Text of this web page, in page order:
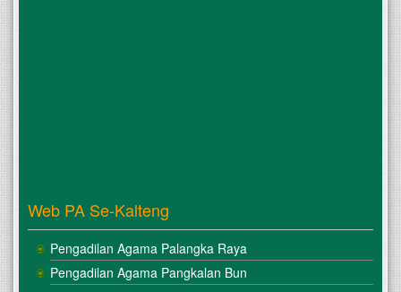
Web PA Se-Kalteng
Pengadilan Agama Palangka Raya
Pengadilan Agama Pangkalan Bun